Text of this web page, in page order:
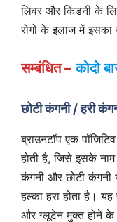
लिवर और किडनी के
रोगों के इलाज में इसका
सम्बंधित – कोदो
छोटी कंगनी / हरी
ब्राउनटॉप एक
होती है, जिसे इसके
कंगनी और छोटी कंगनी
हल्का हरा होता है।
और ग्लूटेन मुक्त होने के